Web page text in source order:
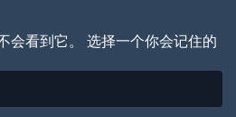
会看到它。 选择一个你会记住的